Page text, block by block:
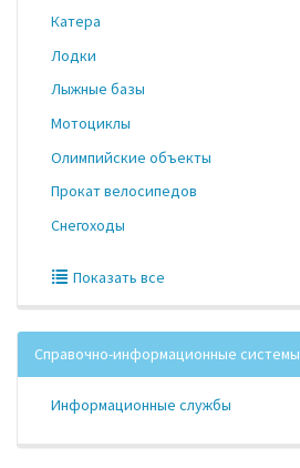
Катера
Лодки
Лыжные базы
Мотоциклы
Олимпийские объекты
Прокат велосипедов
Снегоходы
Показать все
Справочно-информационные системы
Информационные службы